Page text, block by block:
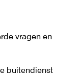
vragen en
buitendienst